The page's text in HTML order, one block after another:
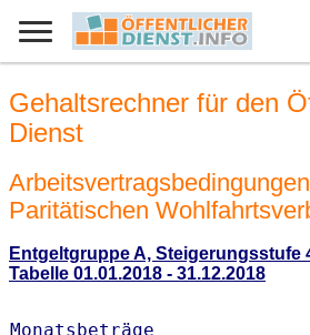
Gehaltsrechner für den
Dienst
Paritätischen
Entgeltgruppe A, Steigerungsstufe
Tabelle 01.01.2018 - 31.12.2018
Monatsbeträge